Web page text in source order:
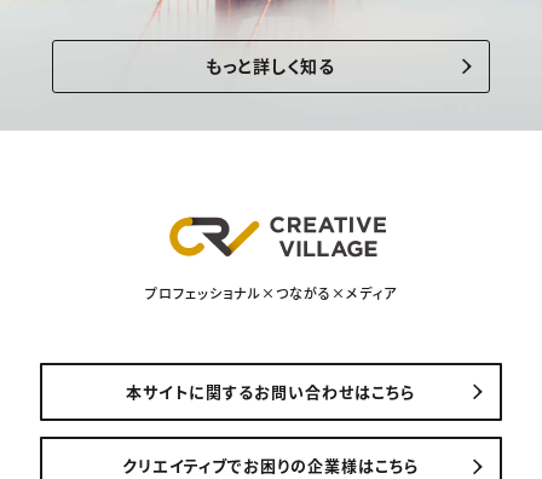
もっと詳しく知る
プロフェッショナル×つながる×メディア
本サイトに関するお問い合わせはこちら
クリエイティブでお困りの企業様はこちら